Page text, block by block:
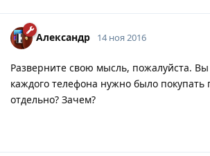
Александр 14 ноя 2016
Разверните свою мысль, пожалуйста. Вы
каждого телефона нужно было покупать
отдельно? Зачем?